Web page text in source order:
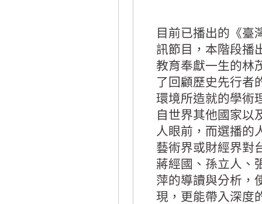
目前已播出的《臺
訊節目，本階段播
教育奉獻一生的林
了回顧歷史先行者
環境所造就的學術
自世界其他國家以
人眼前，而選播的
藝術界或財經界對
蔣經國、孫立人、
萍的導讀與分析，
現，更能帶入深度